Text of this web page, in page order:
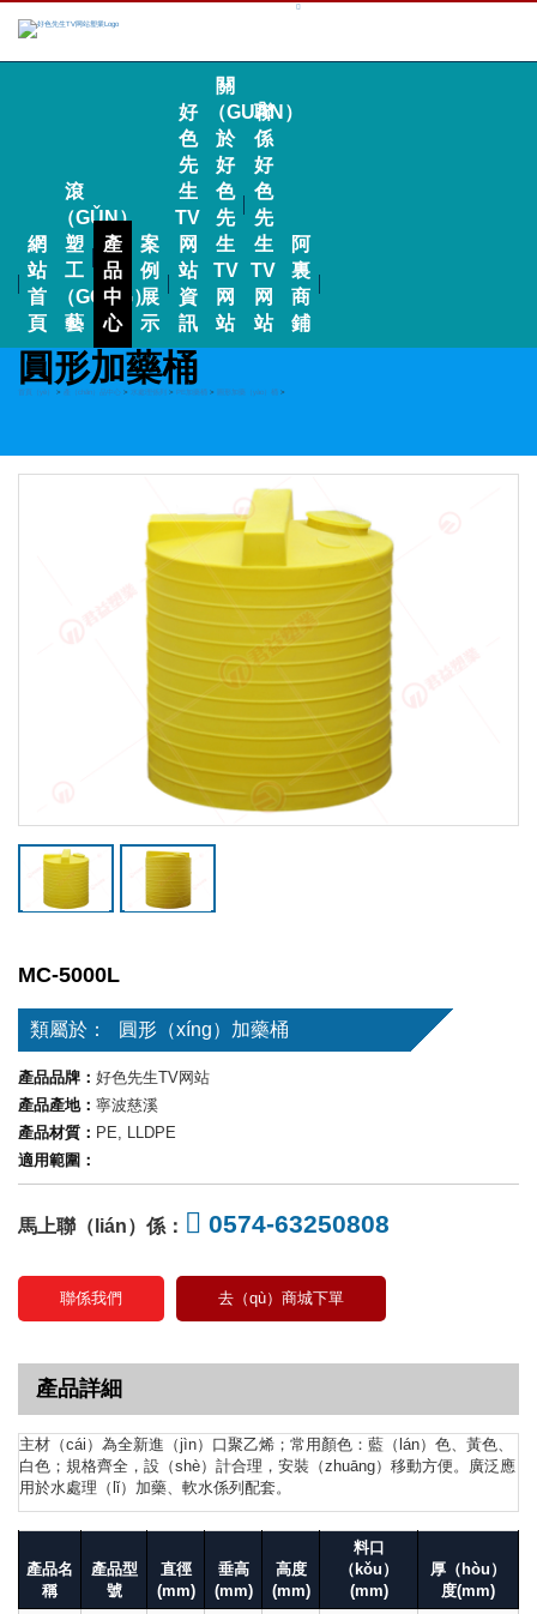
網
站
首
頁
滾
（GǓN）
塑
工
（GŌNG）
藝
產
品
中
心
案
例
展
示
好
色
先
生
TV
网
站
資
訊
關
（GUĀN）
於
好
色
先
生
TV
网
站
聯
係
好
色
先
生
TV
网
站
阿
裏
商
鋪
圓形加藥桶
首頁（yè） > 產（chǎn）品中心 > 水處理係列 > PE加藥桶 > 圓形加藥（yào）桶 >
MC-5000L
類屬於： 圓形（xíng）加藥桶
產品品牌： 好色先生TV网站
產品產地： 寧波慈溪
產品材質： PE, LLDPE
適用範圍：
馬上聯（lián）係： 0574-63250808
聯係我們 去（qù）商城下單
產品詳細
主材（cái）為全新進（jìn）口聚乙烯；常用顏色：藍（lán）色、黃色、
白色；規格齊全，設（shè）計合理，安裝（zhuāng）移動方便。廣泛應
用於水處理（lǐ）加藥、軟水係列配套。
產品名
稱
產品型
號
直徑
(mm)
垂高
(mm)
高度
(mm)
料口
（kǒu）
(mm)
厚（hòu）
度(mm)